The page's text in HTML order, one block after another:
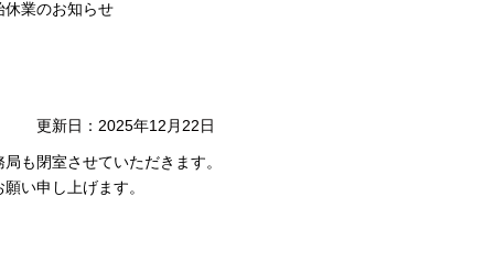
休業のお知らせ
更新日：2025年12月22日
局も閉室させていただきます。
い申し上げます。